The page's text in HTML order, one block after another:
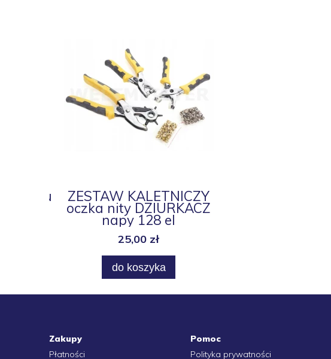
ZESTAW KALETNICZY
oczka nity DZIURKACZ
napy 128 el
25,00 zł
do koszyka
Zakupy
Płatności
Pomoc
Polityka prywatności